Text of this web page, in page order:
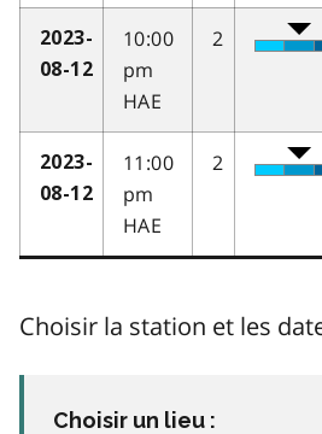
2023-
08-12
10:00
pm
HAE
2
2023-
08-12
11:00
pm
HAE
2
Choisir la station et les
Choisir un lieu :